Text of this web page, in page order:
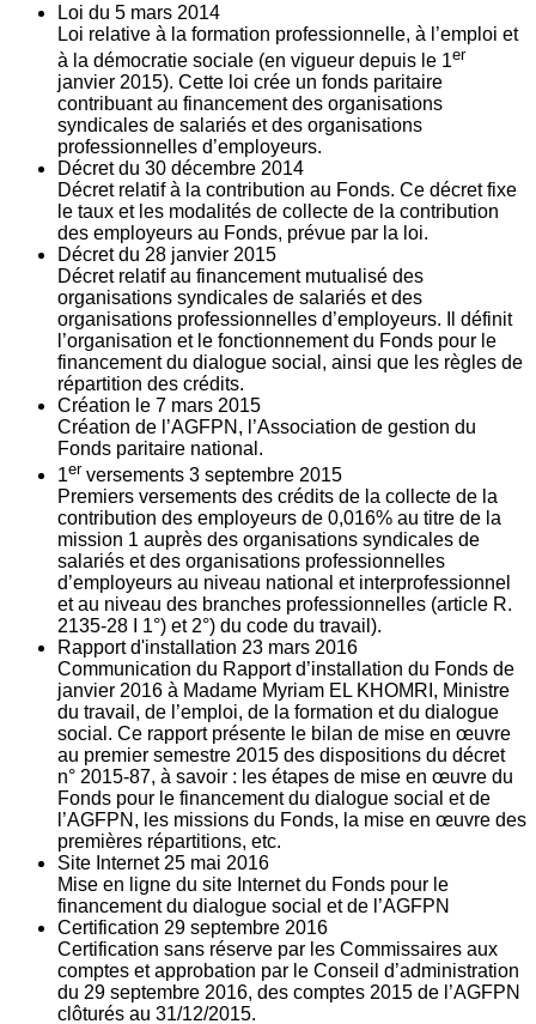
Loi du 5 mars 2014
Loi relative à la formation professionnelle, à l’emploi et
à la démocratie sociale (en vigueur depuis le 1er
janvier 2015). Cette loi crée un fonds paritaire
contribuant au financement des organisations
syndicales de salariés et des organisations
professionnelles d’employeurs.
Décret du 30 décembre 2014
Décret relatif à la contribution au Fonds. Ce décret fixe
le taux et les modalités de collecte de la contribution
des employeurs au Fonds, prévue par la loi.
Décret du 28 janvier 2015
Décret relatif au financement mutualisé des
organisations syndicales de salariés et des
organisations professionnelles d’employeurs. Il définit
l’organisation et le fonctionnement du Fonds pour le
financement du dialogue social, ainsi que les règles de
répartition des crédits.
Création le 7 mars 2015
Création de l’AGFPN, l’Association de gestion du
Fonds paritaire national.
1er versements 3 septembre 2015
Premiers versements des crédits de la collecte de la
contribution des employeurs de 0,016% au titre de la
mission 1 auprès des organisations syndicales de
salariés et des organisations professionnelles
d’employeurs au niveau national et interprofessionnel
et au niveau des branches professionnelles (article R.
2135‐28 I 1°) et 2°) du code du travail).
Rapport d'installation 23 mars 2016
Communication du Rapport d’installation du Fonds de
janvier 2016 à Madame Myriam EL KHOMRI, Ministre
du travail, de l’emploi, de la formation et du dialogue
social. Ce rapport présente le bilan de mise en œuvre
au premier semestre 2015 des dispositions du décret
n° 2015-87, à savoir : les étapes de mise en œuvre du
Fonds pour le financement du dialogue social et de
l’AGFPN, les missions du Fonds, la mise en œuvre des
premières répartitions, etc.
Site Internet 25 mai 2016
Mise en ligne du site Internet du Fonds pour le
financement du dialogue social et de l’AGFPN
Certification 29 septembre 2016
Certification sans réserve par les Commissaires aux
comptes et approbation par le Conseil d’administration
du 29 septembre 2016, des comptes 2015 de l’AGFPN
clôturés au 31/12/2015.